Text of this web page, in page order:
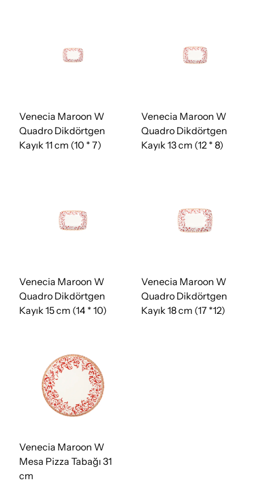
Venecia Maroon W
Quadro Dikdörtgen
Kayık 11 cm (10 * 7)
Venecia Maroon W
Quadro Dikdörtgen
Kayık 13 cm (12 * 8)
Venecia Maroon W
Quadro Dikdörtgen
Kayık 15 cm (14 * 10)
Venecia Maroon W
Quadro Dikdörtgen
Kayık 18 cm (17 *12)
Venecia Maroon W
Mesa Pizza Tabağı 31
cm